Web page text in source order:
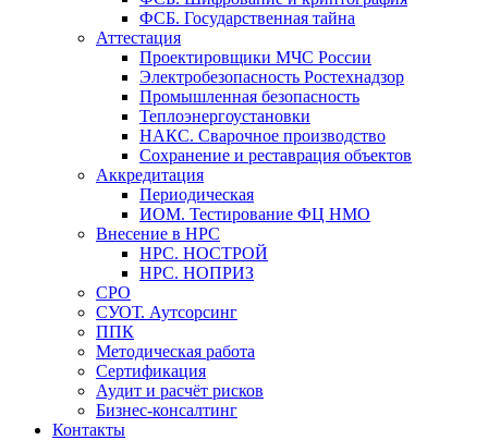
ФСБ. Государственная тайна
Аттестация
Проектировщики МЧС России
Электробезопасность Ростехнадзор
Промышленная безопасность
Теплоэнергоустановки
НАКС. Сварочное производство
Сохранение и реставрация объектов
Аккредитация
Периодическая
ИОМ. Тестирование ФЦ НМО
Внесение в НРС
НРС. НОСТРОЙ
НРС. НОПРИЗ
СРО
СУОТ. Аутсорсинг
ППК
Методическая работа
Сертификация
Аудит и расчёт рисков
Бизнес-консалтинг
Контакты